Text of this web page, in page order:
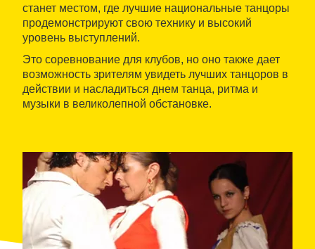
станет местом, где лучшие национальные танцоры
продемонстрируют свою технику и высокий
уровень выступлений.
Это соревнование для клубов, но оно также дает
возможность зрителям увидеть лучших танцоров в
действии и насладиться днем танца, ритма и
музыки в великолепной обстановке.